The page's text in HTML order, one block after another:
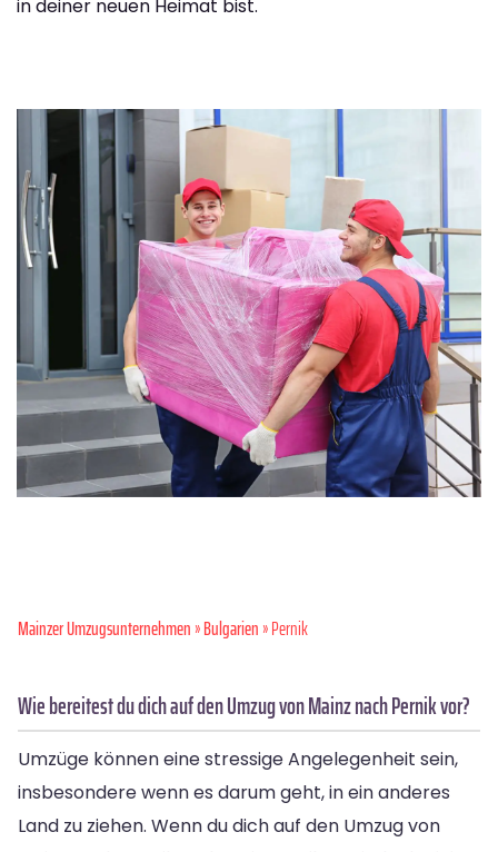
in deiner neuen Heimat bist.
Mainzer Umzugsunternehmen»Bulgarien» Pernik
Wie bereitest du dich auf den Umzug von Mainz nach Pernik vor?
Umzüge können eine stressige Angelegenheit sein,
insbesondere wenn es darum geht, in ein anderes
Land zu ziehen. Wenn du dich auf den Umzug von